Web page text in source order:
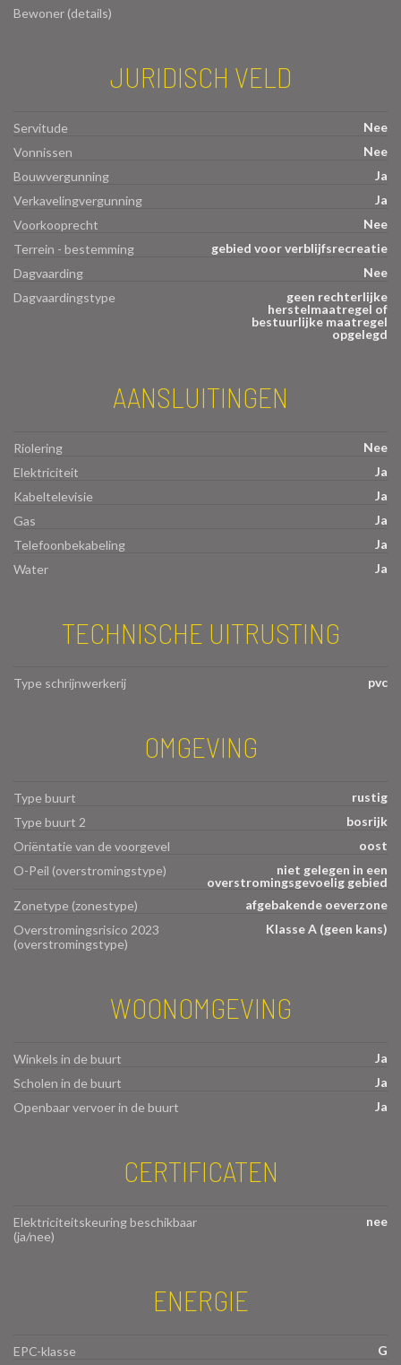
Bewoner (details)
JURIDISCH VELD
Servitude
Nee
Vonnissen
Nee
Bouwvergunning
Ja
Verkavelingvergunning
Ja
Voorkooprecht
Nee
Terrein - bestemming
gebied voor verblijfsrecreatie
Dagvaarding
Nee
Dagvaardingstype
geen rechterlijke
herstelmaatregel of
bestuurlijke maatregel
opgelegd
AANSLUITINGEN
Riolering
Nee
Elektriciteit
Ja
Kabeltelevisie
Ja
Gas
Ja
Telefoonbekabeling
Ja
Water
Ja
TECHNISCHE UITRUSTING
Type schrijnwerkerij pvc
OMGEVING
Type buurt
rustig
Type buurt 2
bosrijk
Oriëntatie van de voorgevel
oost
O-Peil (overstromingstype)
niet gelegen in een
overstromingsgevoelig gebied
Zonetype (zonestype)
afgebakende oeverzone
Overstromingsrisico 2023
(overstromingstype)
Klasse A (geen kans)
WOONOMGEVING
Winkels in de buurt
Ja
Scholen in de buurt
Ja
Openbaar vervoer in de buurt
Ja
CERTIFICATEN
Elektriciteitskeuring beschikbaar
(ja/nee)
nee
ENERGIE
EPC-klasse
G